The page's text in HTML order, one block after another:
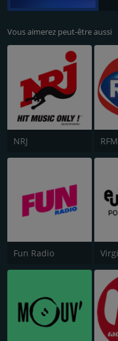
Vous aimerez peut-être aussi
NRJ RFM
Fun Radio